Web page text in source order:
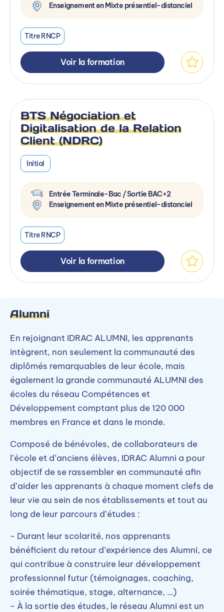
Enseignement en Mixte présentiel-distanciel
Titre RNCP
Voir la formation
BTS Négociation et
Digitalisation de la Relation
Client (NDRC)
Initial
Entrée Terminale-Bac / Sortie BAC+2
Enseignement en Mixte présentiel-distanciel
Titre RNCP
Voir la formation
Alumni
En rejoignant IDRAC ALUMNI, les apprenants
intègrent, non seulement la communauté des
diplômés remarquables de leur école, mais
également la grande communauté ALUMNI des
écoles du réseau Compétences et
Développement comptant plus de 120 000
membres en France et dans le monde.
Composé de bénévoles, de collaborateurs de
l’école et d’anciens élèves, IDRAC Alumni a pour
objectif de se rassembler en communauté afin
d’aider les apprenants à chaque moment clefs de
leur vie au sein de nos établissements et tout au
long de leur parcours d’études :
- Durant leur scolarité, nos apprenants
bénéficient du retour d’expérience des Alumni, ce
qui contribue à construire leur développement
professionnel futur (témoignages, coaching,
soirée thématique, stage, alternance, …)
- À la sortie des études, le réseau Alumni est un